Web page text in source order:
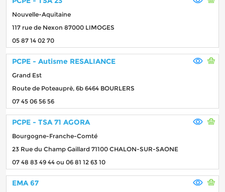
Nouvelle-Aquitaine
117 rue de Nexon 87000 LIMOGES
05 87 14 02 70
PCPE - Autisme RESALIANCE
Grand Est
Route de Poteauprè, 6b 6464 BOURLERS
07 45 06 56 56
PCPE - TSA 71 AGORA
Bourgogne-Franche-Comté
23 Rue du Champ Gaillard 71100 CHALON-SUR-SAONE
07 48 83 49 44 ou 06 81 12 63 10
EMA 67